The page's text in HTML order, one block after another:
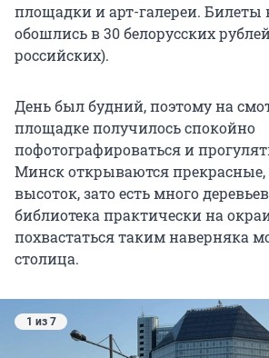
площадки и арт-галереи. Билеты
обошлись в 30 белорусских
российских).
День был будний, поэтому на
площадке получилось спокойно
пофотографироваться и
Минск открываются прекрасные,
высоток, зато есть много
библиотека практически на
похвастаться таким наверняка
столица.
1 из 7